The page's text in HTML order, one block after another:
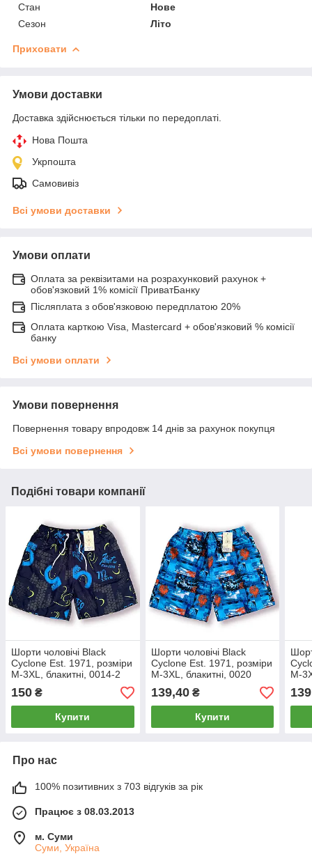
Стан
Нове
Сезон
Літо
Приховати
Умови доставки
Доставка здійснюється тільки по передоплаті.
Нова Пошта
Укрпошта
Самовивіз
Всі умови доставки
Умови оплати
Оплата за реквізитами на розрахунковий рахунок +
обов'язковий 1% комісії ПриватБанку
Післяплата з обов'язковою передплатою 20%
Оплата карткою Visa, Mastercard + обов'язковий % комісії
банку
Всі умови оплати
Умови повернення
Повернення товару впродовж 14 днів за рахунок покупця
Всі умови повернення
Подібні товари компанії
Шорти чоловічі Black
Cyclone Est. 1971, розміри
M-3XL, блакитні, 0014-2
150 ₴
Купити
Шорти чоловічі Black
Cyclone Est. 1971, розміри
M-3XL, блакитні, 0020
139,40₴
Купити
M-
Про нас
100% позитивних з 703 відгуків за рік
Працює з 08.03.2013
м. Суми
Суми, Україна